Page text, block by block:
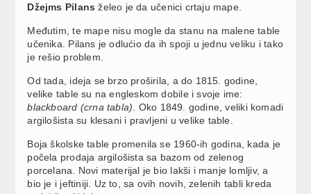
Džejms Pilans želeo je da učenici crtaju mape.
Međutim, te mape nisu mogle da stanu na malene table
učenika. Pilans je odlućio da ih spoji u jednu veliku i tako
je rešio problem.
Od tada, ideja se brzo proširila, a do 1815. godine,
velike table su na engleskom dobile i svoje ime:
blackboard (crna tabla) . Oko 1849. godine, veliki komadi
argilošista su klesani i pravljeni u velike table.
Boja školske table promenila se 1960-ih godina, kada je
počela prodaja argilošista sa bazom od zelenog
porcelana. Novi materijal je bio lakši i manje lomljiv, a
bio je i jeftiniji. Uz to, sa ovih novih, zelenih tabli kreda